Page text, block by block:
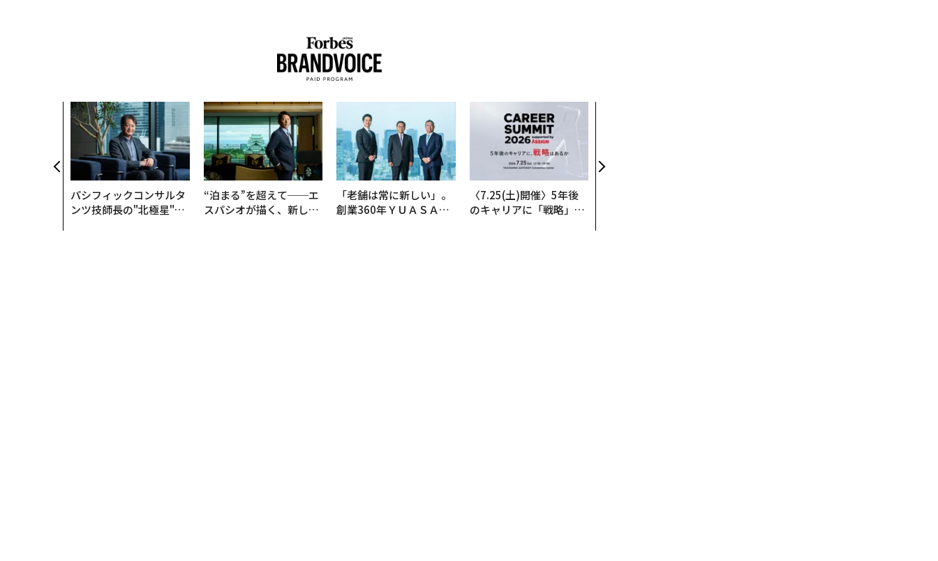
パシフィックコンサルタ
ンツ技師長の"北極星"。
“泊まる”を超えて──エ
スパシオが描く、新しい
「老舗は常に新しい」。
創業360年ＹＵＡＳＡと
〈7.25(土)開催〉5年後
のキャリアに「戦略」は